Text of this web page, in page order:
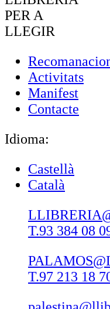
PER A
LLEGIR
Activitats
Manifest
Contacte
Idioma:
Castellà
Català
T.93 384 08
T.97 213 18